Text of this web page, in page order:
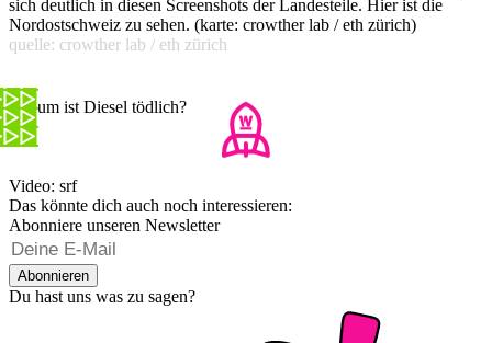
sich deutlich in diesen Screenshots der Landesteile. Hier ist die
Nordostschweiz zu sehen. (karte: crowther lab / eth zürich)
quelle: crowther lab / eth zürich
Warum ist Diesel tödlich?
Video: srf
Das könnte dich auch noch interessieren:
Abonniere unseren Newsletter
Abonnieren
Du hast uns was zu sagen?